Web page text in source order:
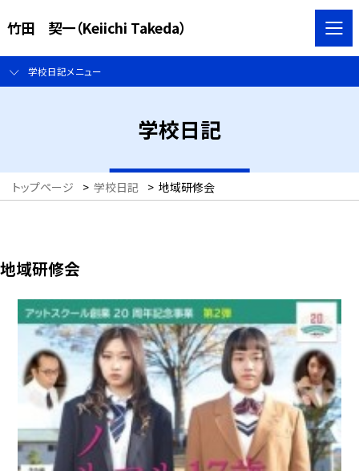
竹田 契一（Keiichi Takeda）
学校日記メニュー
学校日記
トップページ > 学校日記 > 地域研修会
地域研修会